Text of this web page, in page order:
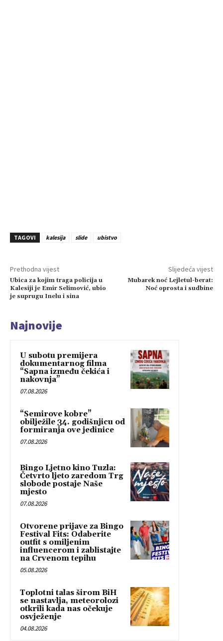
TAGOVI kalesija slide ubistvo
Prethodna vijest
Ubica za kojim traga policija u
Kalesiji je Emir Selimović, ubio
je suprugu Inelu i sina
Slijedeća vijest
Mubarek noć Lejletul-berat:
Noć oprosta i sudbine
Najnovije
U subotu premijera
dokumentarnog filma
“Sapna između čekića i
nakovnja”
07.08.2026
“Semirove kobre”
obilježile 34. godišnjicu od
formiranja ove jedinice
07.08.2026
Bingo Ljetno kino Tuzla:
Četvrto ljeto zaredom Trg
slobode postaje Naše
mjesto
07.08.2026
Otvorene prijave za Bingo
Festival Fits: Odaberite
outfit s omiljenim
influencerom i zablistajte
na Crvenom tepihu
05.08.2026
Toplotni talas širom BiH
se nastavlja, meteorolozi
otkrili kada nas očekuje
osvježenje
04.08.2026